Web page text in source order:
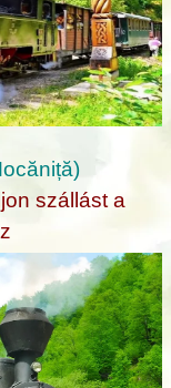
szállást a